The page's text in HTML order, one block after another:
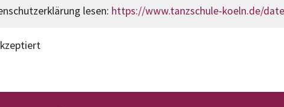
lesen: https://www.tanzschule-koeln.de/